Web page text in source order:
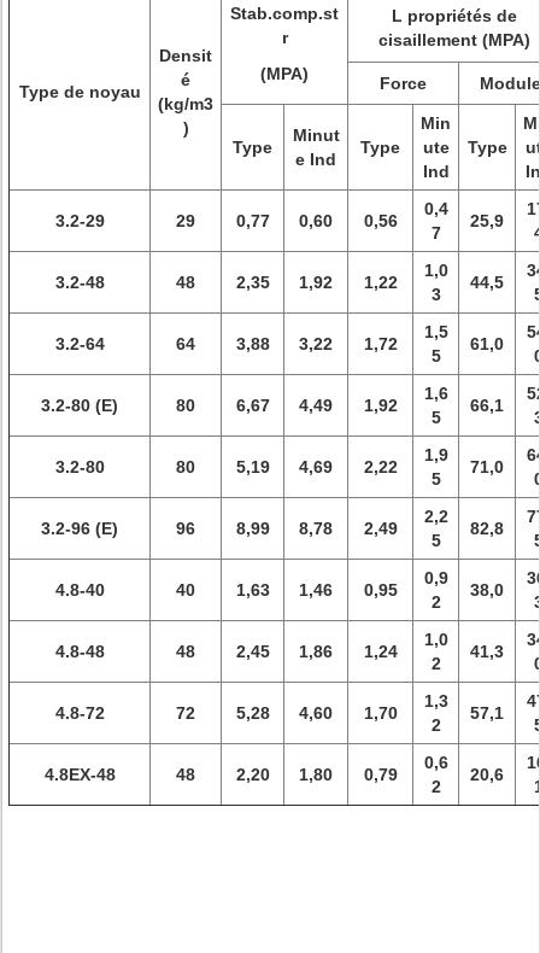
Type de noyau
Densit
é
(kg/m3
)
Stab.comp.st
r
(MPA)
L propriétés de
cisaillement (MPA)
Force Module
Type
Minut
e Ind
Type
Min
ute
Ind
Type
3.2-29 29 0,77 0,60 0,56
0,4
7
25,9
3.2-48 48 2,35 1,92 1,22
1,0
3
44,5
3.2-64 64 3,88 3,22 1,72
1,5
5
61,0
3.2-80 (E) 80 6,67 4,49 1,92
1,6
5
66,1
3.2-80 80 5,19 4,69 2,22
1,9
5
71,0
3.2-96 (E) 96 8,99 8,78 2,49
2,2
5
82,8
4.8-40 40 1,63 1,46 0,95
0,9
2
38,0
4.8-48 48 2,45 1,86 1,24
1,0
2
41,3
4.8-72 72 5,28 4,60 1,70
1,3
2
57,1
4.8EX-48 48 2,20 1,80 0,79
0,6
2
20,6